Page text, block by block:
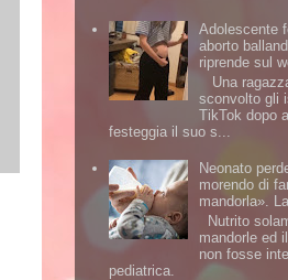
Adolescente
aborto
riprende sul
Una
sconvolto gli
TikTok dopo
festeggia il suo s...
Neonato
morendo di
mandorla».
Nutrito
mandorle ed
non fosse
pediatrica.